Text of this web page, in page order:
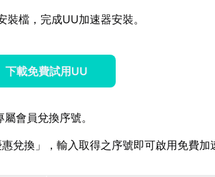
檔，完成UU加速器安裝。
下載免費試用UU
會員兌換序號。
兌換」，輸入取得之序號即可啟用免費加